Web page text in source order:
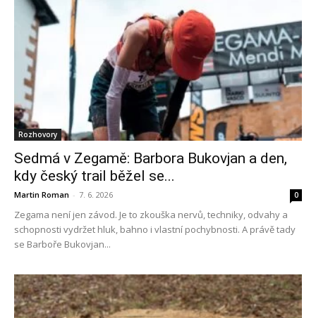
Rozhovory
Sedmá v Zegamě: Barbora Bukovjan a den,
kdy český trail běžel se...
Martin Roman - 7. 6. 2026 0
Zegama není jen závod. Je to zkouška nervů, techniky, odvahy a
schopnosti vydržet hluk, bahno i vlastní pochybnosti. A právě tady
se Barboře Bukovjan...